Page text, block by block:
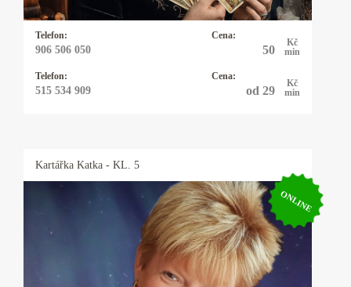
Telefon:
906 506 050
Cena:
50
Kč
min
Telefon:
515 534 909
Cena:
od 29
Kč
min
mi karty ukazují a moc se s tím nemažu.
Kartářka Katka - KL. 5
ONLINE
Kartářka Katka